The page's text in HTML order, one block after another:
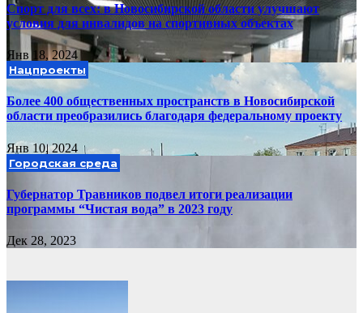
Спорт для всех: в Новосибирской области улучшают
условия для инвалидов на спортивных объектах
Янв 18, 2024
Нацпроекты
Более 400 общественных пространств в Новосибирской
области преобразились благодаря федеральному проекту
Янв 10, 2024
Городская среда
Губернатор Травников подвел итоги реализации
программы “Чистая вода” в 2023 году
Дек 28, 2023